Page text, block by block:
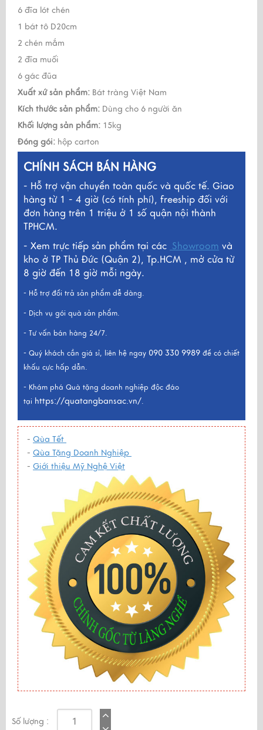
6 đĩa lót chén
1 bát tô D20cm
2 chén mắm
2 đĩa muối
6 gác đũa
Xuất xứ sản phẩm: Bát tràng Việt Nam
Kích thước sản phẩm: Dùng cho 6 người ăn
Khối lượng sản phẩm: 15kg
Đóng gói: hộp carton
CHÍNH SÁCH BÁN HÀNG
- Hỗ trợ vận chuyển toàn quốc và quốc tế. Giao
hàng từ 1 - 4 giờ (có tính phí), freeship đối với
đơn hàng trên 1 triệu ở 1 số quận nội thành
TPHCM.
- Xem trực tiếp sản phẩm tại các Showroom và
kho ở TP Thủ Đức (Quận 2), Tp.HCM , mở cửa từ
8 giờ đến 18 giờ mỗi ngày.
- Hỗ trợ đổi trả sản phẩm dễ dàng.
- Dịch vụ gói quà sản phẩm.
- Tư vấn bán hàng 24/7.
- Quý khách cần giá sỉ, liên hệ ngay 090 330 9989 để có chiết
khấu cực hấp dẫn.
- Khám phá Quà tặng doanh nghiệp độc đáo
tại https://quatangbansac.vn/.
- Qùa Tết
- Qùa Tặng Doanh Nghiệp
- Giới thiệu Mỹ Nghệ Việt
Số lượng :